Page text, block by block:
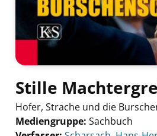
Stille
Hofer, Strache und die
Mediengruppe: Sachbuch